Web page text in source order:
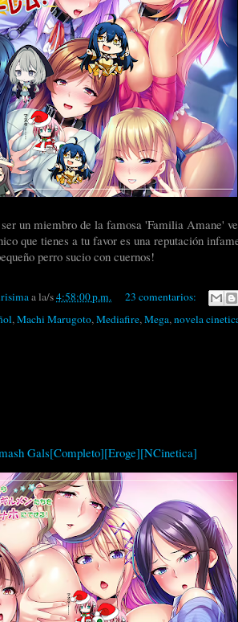
un miembro de la famosa 'Familia Amane'
que tienes a tu favor es una reputación
perro sucio con cuernos!
a la/s4:58:00 p.m.
23 comentarios:
,Machi Marugoto,Mediafire,Mega,novela
Gals[Completo][Eroge][NCinetica]